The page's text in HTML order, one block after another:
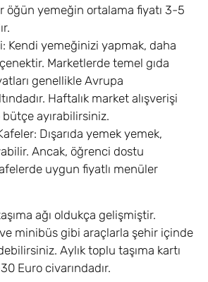
öğün yemeğin ortalama fiyatı 3-5
Kendi yemeğinizi yapmak, daha
Marketlerde temel gıda
genellikle Avrupa
Haftalık market alışverişi
ayırabilirsiniz.
Dışarıda yemek yemek,
Ancak, öğrenci dostu
uygun fiyatlı menüler
ağı oldukça gelişmiştir.
minibüs gibi araçlarla şehir içinde
Aylık toplu taşıma kartı
Euro civarındadır.